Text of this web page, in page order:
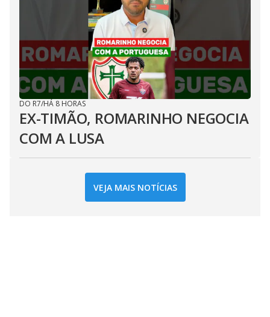
DO R7/HÁ 8 HORAS
EX-TIMÃO, ROMARINHO NEGOCIA
COM A LUSA
VEJA MAIS NOTÍCIAS